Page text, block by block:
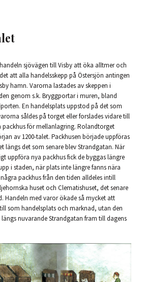
sjövägen till Visby att öka alltmer och
att alla handelsskepp på Östersjön antingen
hamn. Varorna lastades av skeppen i
genom s.k. Bryggportar i muren, bland
En handelsplats uppstod på det som
såldes på torget eller forslades vidare till
packhus för mellanlagring. Rolandtorget
av 1200-talet. Packhusen började uppföras
längs det som senare blev Strandgatan. När
uppföra nya packhus fick de byggas längre
i staden, när plats inte längre fanns nära
packhus från den tiden alldeles intill
huset och Clematishuset, det senare
Handeln med varor ökade så mycket att
som handelsplats och marknad, utan den
nuvarande Strandgatan fram till dagens